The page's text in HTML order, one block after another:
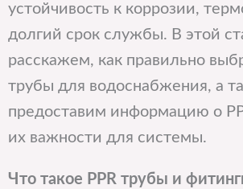
устойчивость к коррозии,
долгий срок службы. В этой
расскажем, как правильно
трубы для водоснабжения, а
предоставим информацию о
их важности для системы.
Что такое PPR трубы и